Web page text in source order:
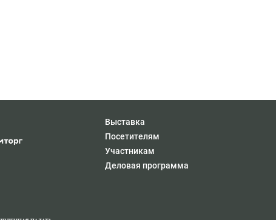
Выставка
Посетителям
Участникам
Деловая программа